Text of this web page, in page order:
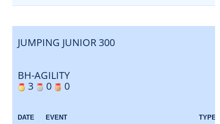
JUMPING JUNIOR 300
BH-AGILITY
3
0 0
DATE EVENT TYPE